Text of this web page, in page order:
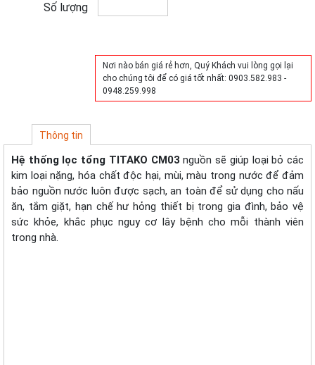
Số lượng
Nơi nào bán giá rẻ hơn, Quý Khách vui lòng gọi lại
cho chúng tôi để có giá tốt nhất: 0903.582.983 -
0948.259.998
Thông tin
Hệ thống lọc tổng TITAKO CM03nguồn sẽ giúp loại bỏ các
kim loại nặng, hóa chất độc hại, mùi, màu trong nước để đảm
bảo nguồn nước luôn được sạch, an toàn để sử dụng cho nấu
ăn, tắm giặt, hạn chế hư hỏng thiết bị trong gia đình, bảo vệ
sức khỏe, khắc phục nguy cơ lây bệnh cho mỗi thành viên
trong nhà.